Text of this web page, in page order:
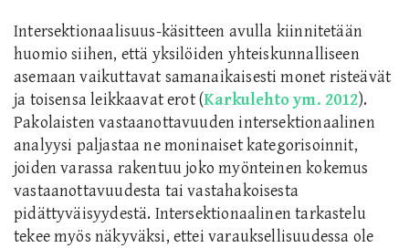
Intersektionaalisuus-käsitteen avulla kiinnitetään
huomio siihen, että yksilöiden yhteiskunnalliseen
asemaan vaikuttavat samanaikaisesti monet risteävät
ja toisensa leikkaavat erot (Karkulehto ym. 2012).
Pakolaisten vastaanottavuuden intersektionaalinen
analyysi paljastaa ne moninaiset kategorisoinnit,
joiden varassa rakentuu joko myönteinen kokemus
vastaanottavuudesta tai vastahakoisesta
pidättyväisyydestä. Intersektionaalinen tarkastelu
tekee myös näkyväksi, ettei varauksellisuudessa ole